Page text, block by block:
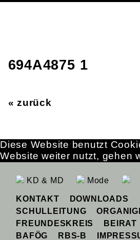
694A4875 1
« zurück
KD & MD Mode
KONTAKT
DOWNLOADS
SCHULLEITUNG
FREUNDESKREIS
BEIRAT
BAFÖG
RBS-B
Diese Website benutzt
Website weiter nutzt, gehen